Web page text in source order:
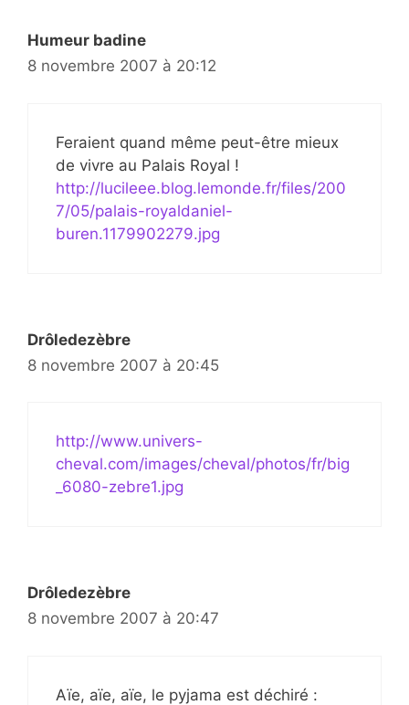
Humeur badine
8 novembre 2007 à 20:12
Feraient quand même peut-être mieux
de vivre au Palais Royal !
http://lucileee.blog.lemonde.fr/files/200
7/05/palais-royaldaniel-
buren.1179902279.jpg
Drôledezèbre
8 novembre 2007 à 20:45
http://www.univers-
cheval.com/images/cheval/photos/fr/big
_6080-zebre1.jpg
Drôledezèbre
8 novembre 2007 à 20:47
Aïe, aïe, aïe, le pyjama est déchiré :